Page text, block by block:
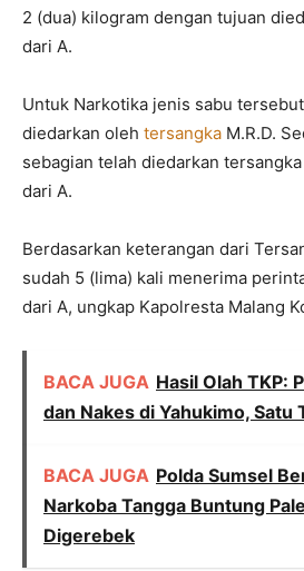
2 (dua) kilogram dengan tujuan
dari A.
Untuk Narkotika jenis sabu
diedarkan oleh tersangka M.R.D.
sebagian telah diedarkan
dari A.
Berdasarkan keterangan dari
sudah 5 (lima) kali menerima
dari A, ungkap Kapolresta Malang
BACA JUGA Hasil Olah TKP:
dan Nakes di Yahukimo, Satu
BACA JUGA Polda Sumsel
Narkoba Tangga Buntung
Digerebek